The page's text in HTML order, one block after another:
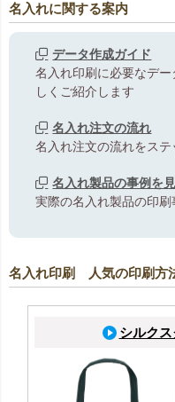
名入れに関する案内
データ作成ガイド
名入れ印刷に必要なデ
しくご紹介します
名入れ注文の流れ
名入れ注文の流れをス
名入れ製品の事例を
実際の名入れ製品の印
名入れ印刷 人気の印刷方
シルク